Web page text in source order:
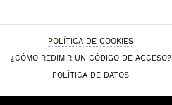
POLÍTICA DE COOKIES
¿CÓMO REDIMIR UN CÓDIGO DE ACCESO?
POLÍTICA DE DATOS